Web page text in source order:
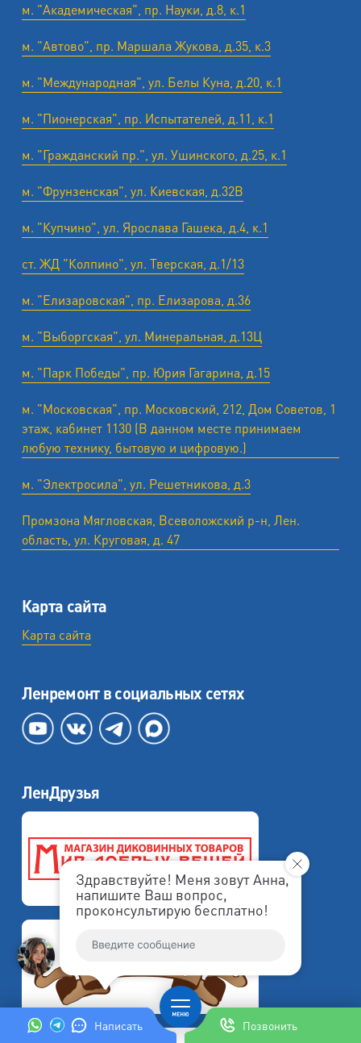
Написать Позвонить
Здравствуйте! Меня зовут Анна,
напишите Ваш вопрос,
проконсультирую бесплатно!
м. "Академическая", пр. Науки, д.8, к.1
м. "Автово", пр. Маршала Жукова, д.35, к.3
м. "Международная", ул. Белы Куна, д.20, к.1
м. "Пионерская", пр. Испытателей, д.11, к.1
м. "Гражданский пр.", ул. Ушинского, д.25, к.1
м. "Фрунзенская", ул. Киевская, д.32В
м. "Купчино", ул. Ярослава Гашека, д.4, к.1
ст. ЖД "Колпино", ул. Тверская, д.1/13
м. "Елизаровская", пр. Елизарова, д.36
м. "Выборгская", ул. Минеральная, д.13Ц
м. "Парк Победы", пр. Юрия Гагарина, д.15
м. "Московская", пр. Московский, 212, Дом Советов, 1
этаж, кабинет 1130 (В данном месте принимаем
любую технику, бытовую и цифровую.)
м. "Электросила", ул. Решетникова, д.3
Промзона Мягловская, Всеволожский р-н, Лен.
область, ул. ​Круговая, д. 47
Карта сайта
Карта сайта
Ленремонт в социальных сетях
ЛенДрузья